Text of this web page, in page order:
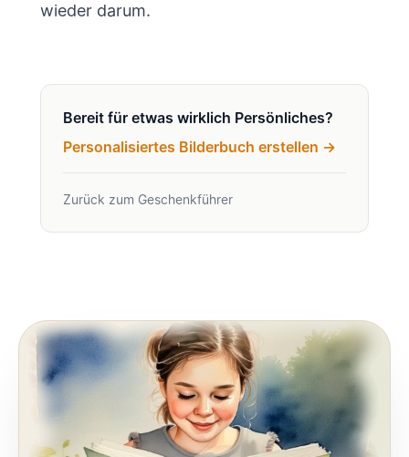
wieder darum.
Bereit für etwas wirklich Persönliches?
Personalisiertes Bilderbuch erstellen →
Zurück zum Geschenkführer